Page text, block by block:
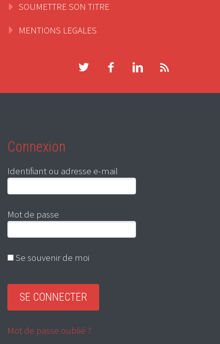
SOUMETTRE SON TITRE
MENTIONS LEGALES
Connexion
Identifiant ou adresse e-mail
Mot de passe
Se souvenir de moi
Mot de passe oublié ?